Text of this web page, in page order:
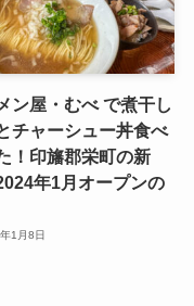
ン屋・むべ で煮干し
チャーシュー丼食べ
！印旛郡栄町の新
年1月オープンの
1月8日